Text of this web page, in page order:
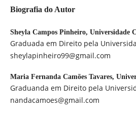
Biografia do Autor
Sheyla Campos Pinheiro, Universidade
Graduada em Direito pela
sheylapinheiro99@gmail.com
Maria Fernanda Camões Tavares,
Graduanda em Direito pela
nandacamoes@gmail.com